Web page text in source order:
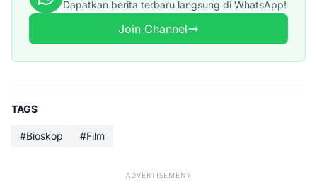
Dapatkan berita terbaru langsung di WhatsApp!
Join Channel
TAGS
#Bioskop #Film
ADVERTISEMENT